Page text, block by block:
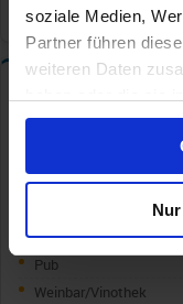
soziale Medien,
Partner führen
weiteren Daten
gesammelt haben.
Hauptrestaurant:
Café/CoffeeBar
Champagner/Caviar Bar
Cocktail Bar
Pool Bar
Pub
Weinbar/Vinothek